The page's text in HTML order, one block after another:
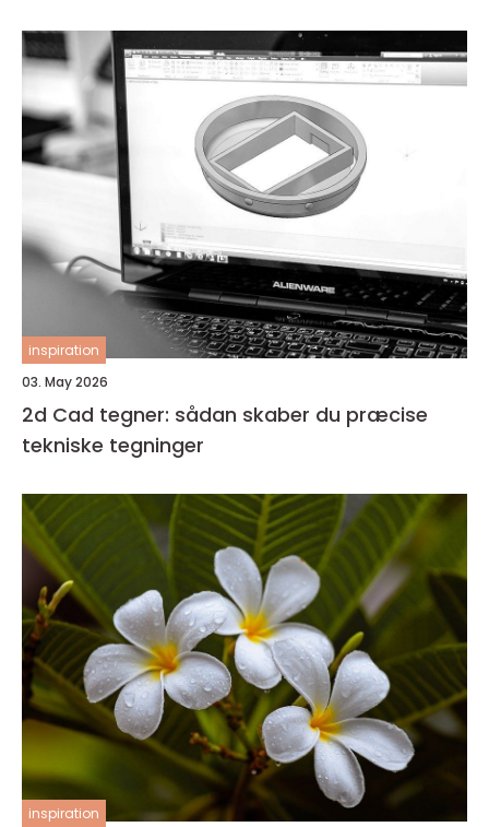
inspiration
03. May 2026
2d Cad tegner: sådan skaber du præcise
tekniske tegninger
inspiration